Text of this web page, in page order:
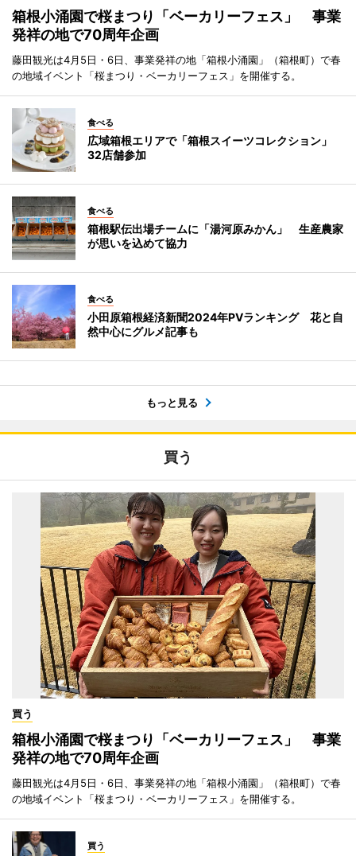
箱根小涌園で桜まつり「ベーカリーフェス」 事業
発祥の地で70周年企画
藤田観光は4月5日・6日、事業発祥の地「箱根小涌園」（箱根町）で春
の地域イベント「桜まつり・ベーカリーフェス」を開催する。
食べる
広域箱根エリアで「箱根スイーツコレクション」
32店舗参加
食べる
箱根駅伝出場チームに「湯河原みかん」 生産農家
が思いを込めて協力
食べる
小田原箱根経済新聞2024年PVランキング 花と自
然中心にグルメ記事も
もっと見る
買う
買う
箱根小涌園で桜まつり「ベーカリーフェス」 事業
発祥の地で70周年企画
藤田観光は4月5日・6日、事業発祥の地「箱根小涌園」（箱根町）で春
の地域イベント「桜まつり・ベーカリーフェス」を開催する。
買う